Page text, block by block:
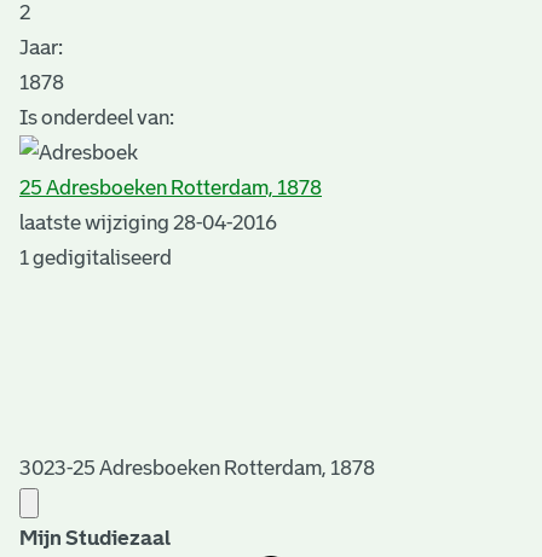
2
Jaar:
1878
Is onderdeel van:
25 Adresboeken Rotterdam, 1878
laatste wijziging 28-04-2016
1 gedigitaliseerd
3023-25 Adresboeken Rotterdam, 1878
Mijn Studiezaal